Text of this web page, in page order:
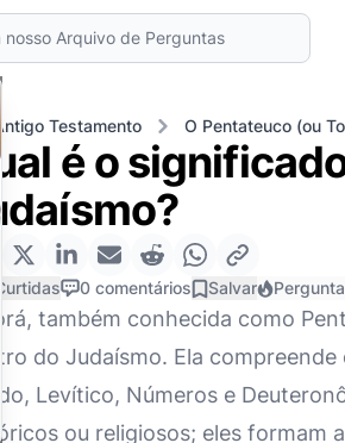
banner
Testamento O Pentateuco (ou
é o
0 comentários Salvar
também conhecida como
do Judaísmo. Ela
Levítico, Números e
ou religiosos; eles formam